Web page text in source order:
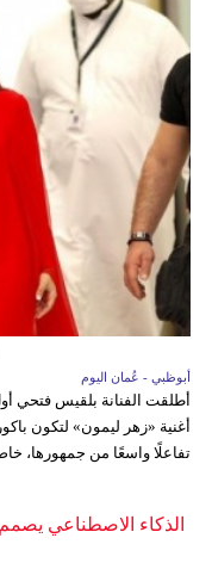
أبوظبي - عُمان اليوم
أطلقت الفنانة بلقيس فتحي
أغنية «زهر ليمون» لتكون
تفاعلًا واسعًا من جمهورها،
الذكاء الاصطناعي